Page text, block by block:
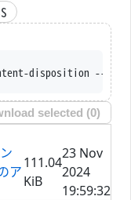
--trust-server-names
selected (0)
ア
111.04
KiB
23 Nov
2024
19:59:32